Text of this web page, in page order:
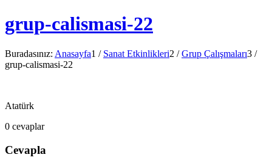
grup-calismasi-22
Buradasınız: Anasayfa1 / Sanat Etkinlikleri2 / Grup Çalışmaları3 /
grup-calismasi-22
Atatürk
0 cevaplar
Cevapla